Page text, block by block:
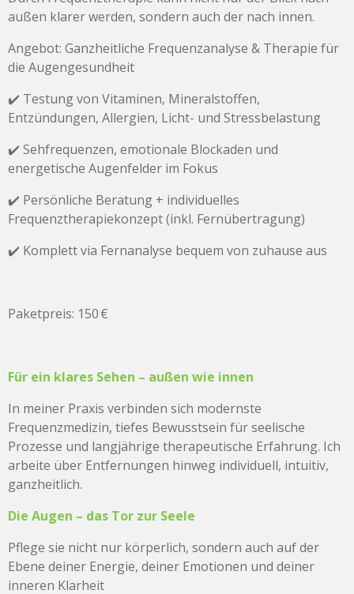
außen klarer werden, sondern auch der nach innen.
Angebot: Ganzheitliche Frequenzanalyse & Therapie für
die Augengesundheit
✔️ Testung von Vitaminen, Mineralstoffen,
Entzündungen, Allergien, Licht- und Stressbelastung
✔️ Sehfrequenzen, emotionale Blockaden und
energetische Augenfelder im Fokus
✔️ Persönliche Beratung + individuelles
Frequenztherapiekonzept (inkl. Fernübertragung)
✔️ Komplett via Fernanalyse bequem von zuhause aus
Paketpreis: 150 €
Für ein klares Sehen – außen wie innen
In meiner Praxis verbinden sich modernste
Frequenzmedizin, tiefes Bewusstsein für seelische
Prozesse und langjährige therapeutische Erfahrung. Ich
arbeite über Entfernungen hinweg individuell, intuitiv,
ganzheitlich.
Die Augen – das Tor zur Seele
Pflege sie nicht nur körperlich, sondern auch auf der
Ebene deiner Energie, deiner Emotionen und deiner
inneren Klarheit